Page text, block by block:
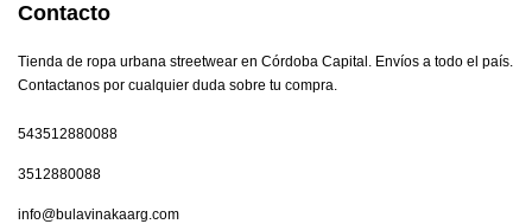
Contacto
Tienda de ropa urbana streetwear en Córdoba Capital. Envíos a todo el país.
Contactanos por cualquier duda sobre tu compra.
543512880088
3512880088
info@bulavinakaarg.com